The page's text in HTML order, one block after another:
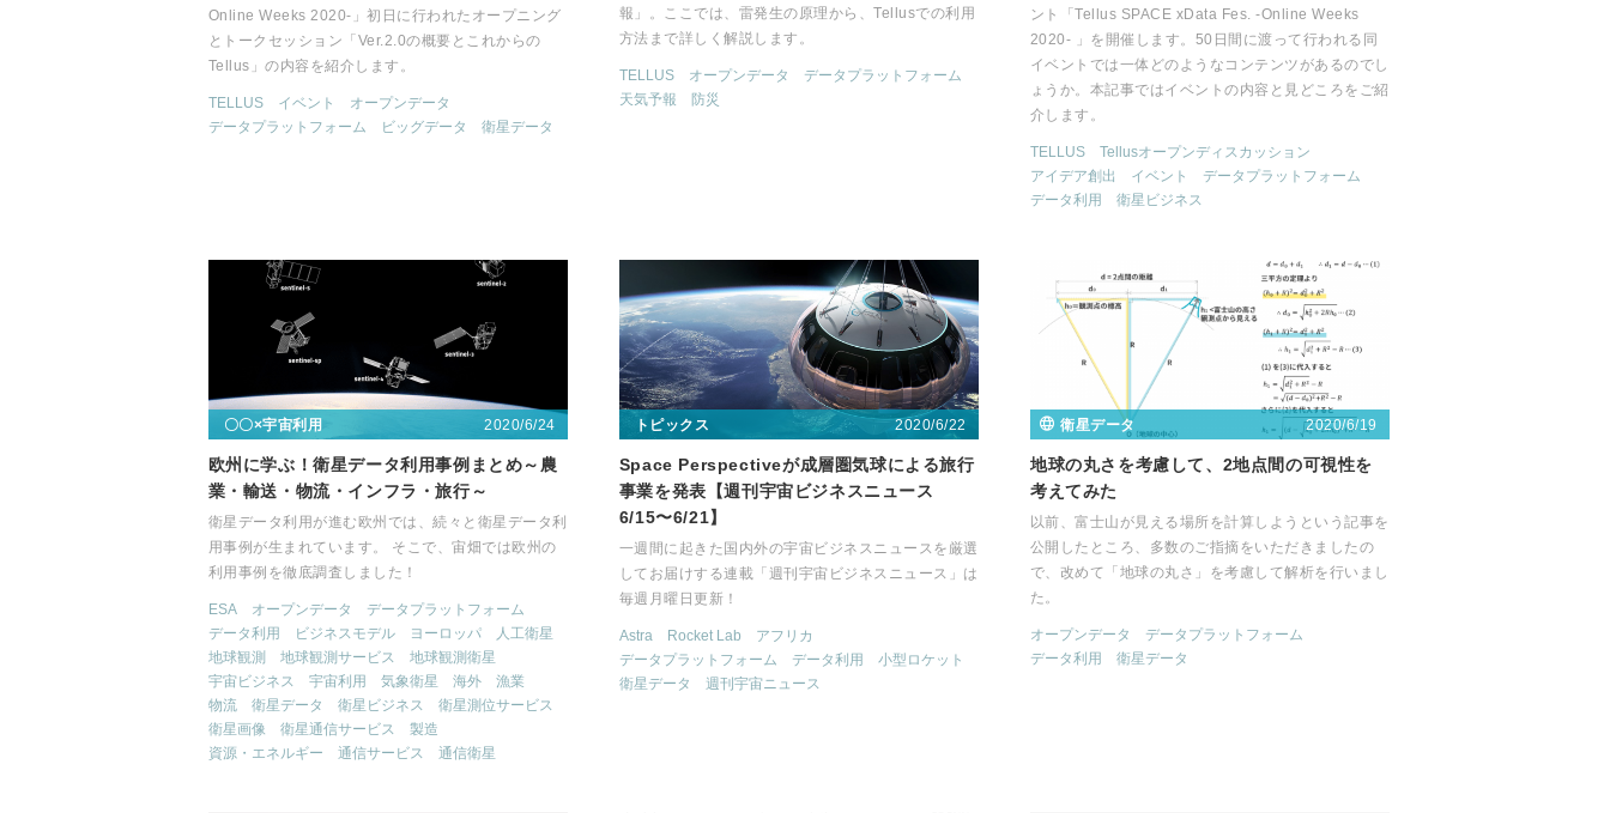
Online Weeks 2020-」初日に行われたオープニング
とトークセッション「Ver.2.0の概要とこれからの
Tellus」の内容を紹介します。
TELLUS イベント
オープンデータ
データプラットフォーム
ビッグデータ 衛星データ
報」。ここでは、雷発生の原理から、Tellusでの利用
方法まで詳しく解説します。
TELLUS オープンデータ
データプラットフォーム
天気予報
防災
ント「Tellus SPACE xData Fes. -Online Weeks
2020- 」を開催します。50日間に渡って行われる同
イベントでは一体どのようなコンテンツがあるのでし
ょうか。本記事ではイベントの内容と見どころをご紹
介します。
TELLUS
Tellusオープンディスカッション
アイデア創出
イベント
データプラットフォーム
データ利用
衛星ビジネス
〇〇×宇宙利用 2020/6/24
欧州に学ぶ！衛星データ利用事例まとめ～農
業・輸送・物流・インフラ・旅行～
衛星データ利用が進む欧州では、続々と衛星データ利
用事例が生まれています。 そこで、宙畑では欧州の
利用事例を徹底調査しました！
ESA オープンデータ
データプラットフォーム
データ利用
ビジネスモデル ヨーロッパ
人工衛星
地球観測
地球観測サービス
地球観測衛星
宇宙ビジネス
宇宙利用 気象衛星 海外
漁業
物流
衛星データ 衛星ビジネス
衛星測位サービス
衛星画像
衛星通信サービス
製造
資源・エネルギー
通信サービス 通信衛星
トピックス 2020/6/22
Space Perspectiveが成層圏気球による旅行
事業を発表【週刊宇宙ビジネスニュース
6/15〜6/21】
一週間に起きた国内外の宇宙ビジネスニュースを厳選
してお届けする連載「週刊宇宙ビジネスニュース」は
毎週月曜日更新！
Astra Rocket Lab
アフリカ
データプラットフォーム
データ利用
小型ロケット
衛星データ
週刊宇宙ニュース
衛星データ 2020/6/19
地球の丸さを考慮して、2地点間の可視性を
考えてみた
以前、富士山が見える場所を計算しようという記事を
公開したところ、多数のご指摘をいただきましたの
で、改めて「地球の丸さ」を考慮して解析を行いまし
た。
オープンデータ
データプラットフォーム
データ利用
衛星データ